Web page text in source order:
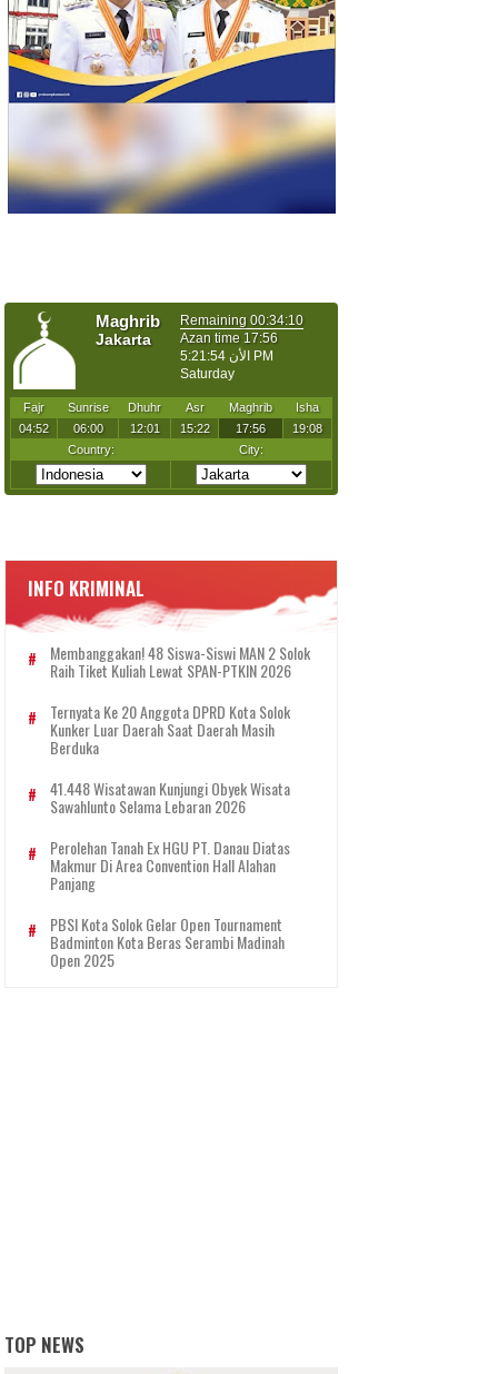
INFO KRIMINAL
Membanggakan! 48 Siswa-Siswi MAN 2 Solok
Raih Tiket Kuliah Lewat SPAN-PTKIN 2026
Ternyata Ke 20 Anggota DPRD Kota Solok
Kunker Luar Daerah Saat Daerah Masih
Berduka
41.448 Wisatawan Kunjungi Obyek Wisata
Sawahlunto Selama Lebaran 2026
Perolehan Tanah Ex HGU PT. Danau Diatas
Makmur Di Area Convention Hall Alahan
Panjang
PBSI Kota Solok Gelar Open Tournament
Badminton Kota Beras Serambi Madinah
Open 2025
TOP NEWS